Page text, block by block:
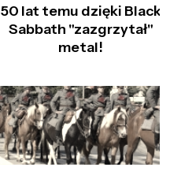
50 lat temu dzięki Black
Sabbath "zazgrzytał"
metal!